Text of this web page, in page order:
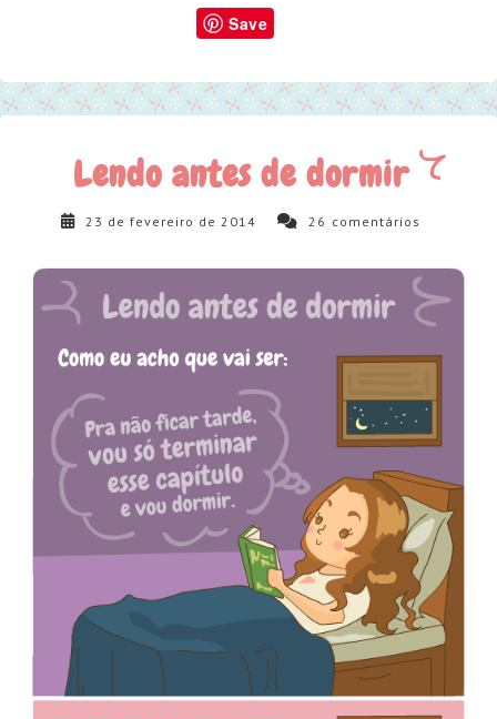
Save
Lendo antes de dormir
23 de fevereiro de 2014 26 comentários